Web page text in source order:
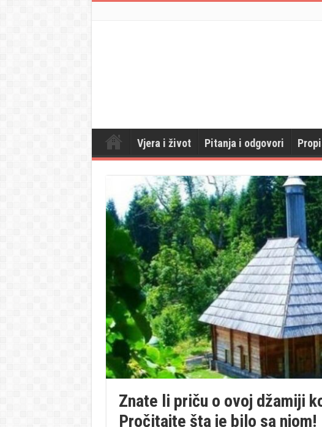
Vjera i život Pitanja i odgovori
Znate li priču o ovoj džamiji
Pročitajte šta je bilo sa njom!